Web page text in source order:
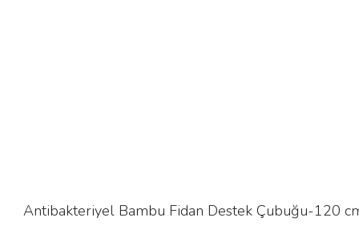
Antibakteriyel Bambu Fidan Destek Çubuğu-120